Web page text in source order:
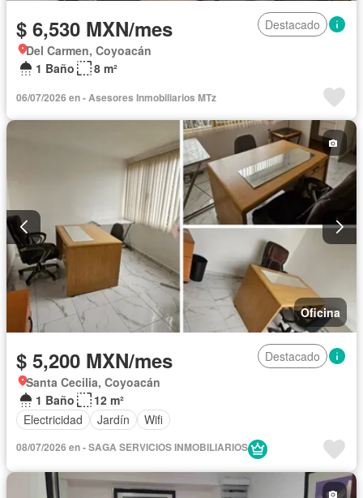
$ 6,530 MXN/mes
Destacado
Del Carmen, Coyoacán
1 Baño
8 m²
06/07/2026 en - Asesores Inmobiliarios MTz
Oficina
$ 5,200 MXN/mes
Destacado
Santa Cecilia, Coyoacán
1 Baño
12 m²
Electricidad
Jardín Wifi
08/07/2026 en - SAGA SERVICIOS INMOBILIARIOS